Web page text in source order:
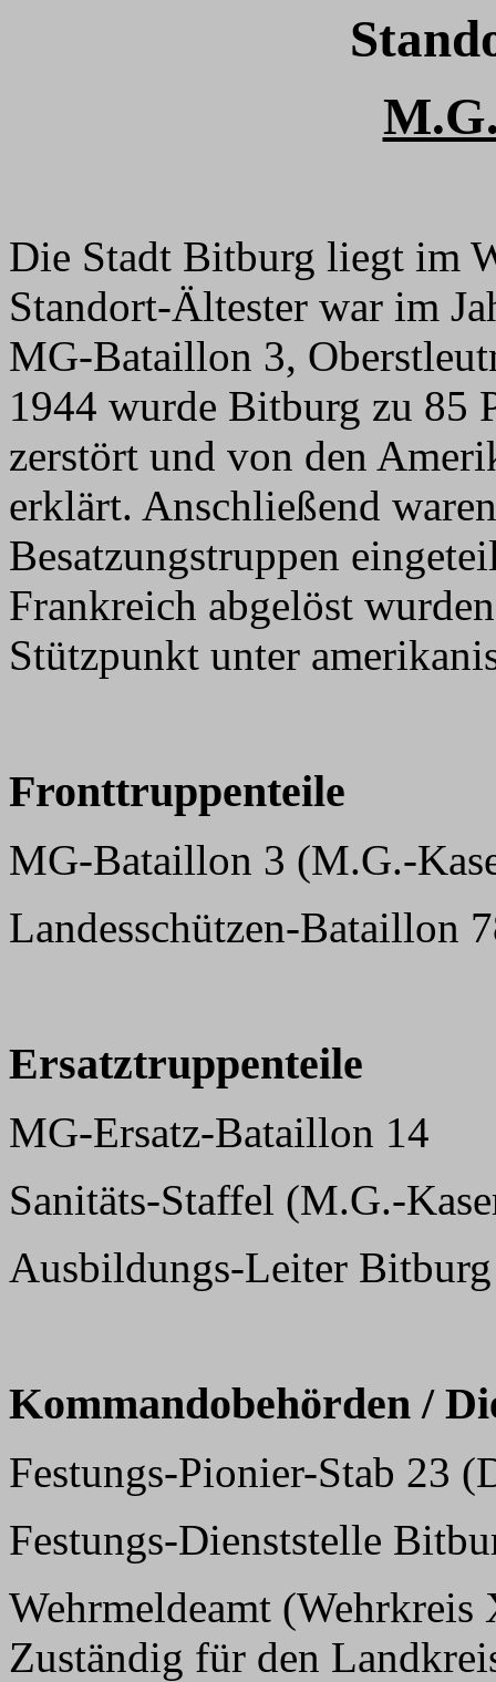
Die Stadt Bitburg liegt im
Standort-Ältester war im
MG-Bataillon 3,
1944 wurde Bitburg zu 85
zerstört und von den
erklärt. Anschließend
Besatzungstruppen
Frankreich abgelöst
Stützpunkt unter
Fronttruppenteile
MG-Bataillon 3 (M.G.-
Landesschützen-Bataillon
Ersatztruppenteile
MG-Ersatz-Bataillon 14
Sanitäts-Staffel (M.G.-
Ausbildungs-Leiter
Kommandobehörden /
Festungs-Pionier-Stab 23
Festungs-Dienststelle
Wehrmeldeamt
Zuständig für den